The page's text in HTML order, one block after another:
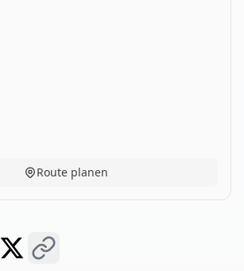
Route planen